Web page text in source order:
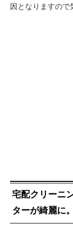
因となりますので
宅配クリーニ
ターが綺麗に。